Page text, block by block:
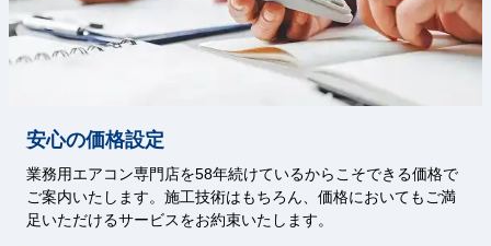
安心の価格設定
業務用エアコン専門店を58年続けているからこそできる価格で
ご案内いたします。施工技術はもちろん、価格においてもご満
足いただけるサービスをお約束いたします。